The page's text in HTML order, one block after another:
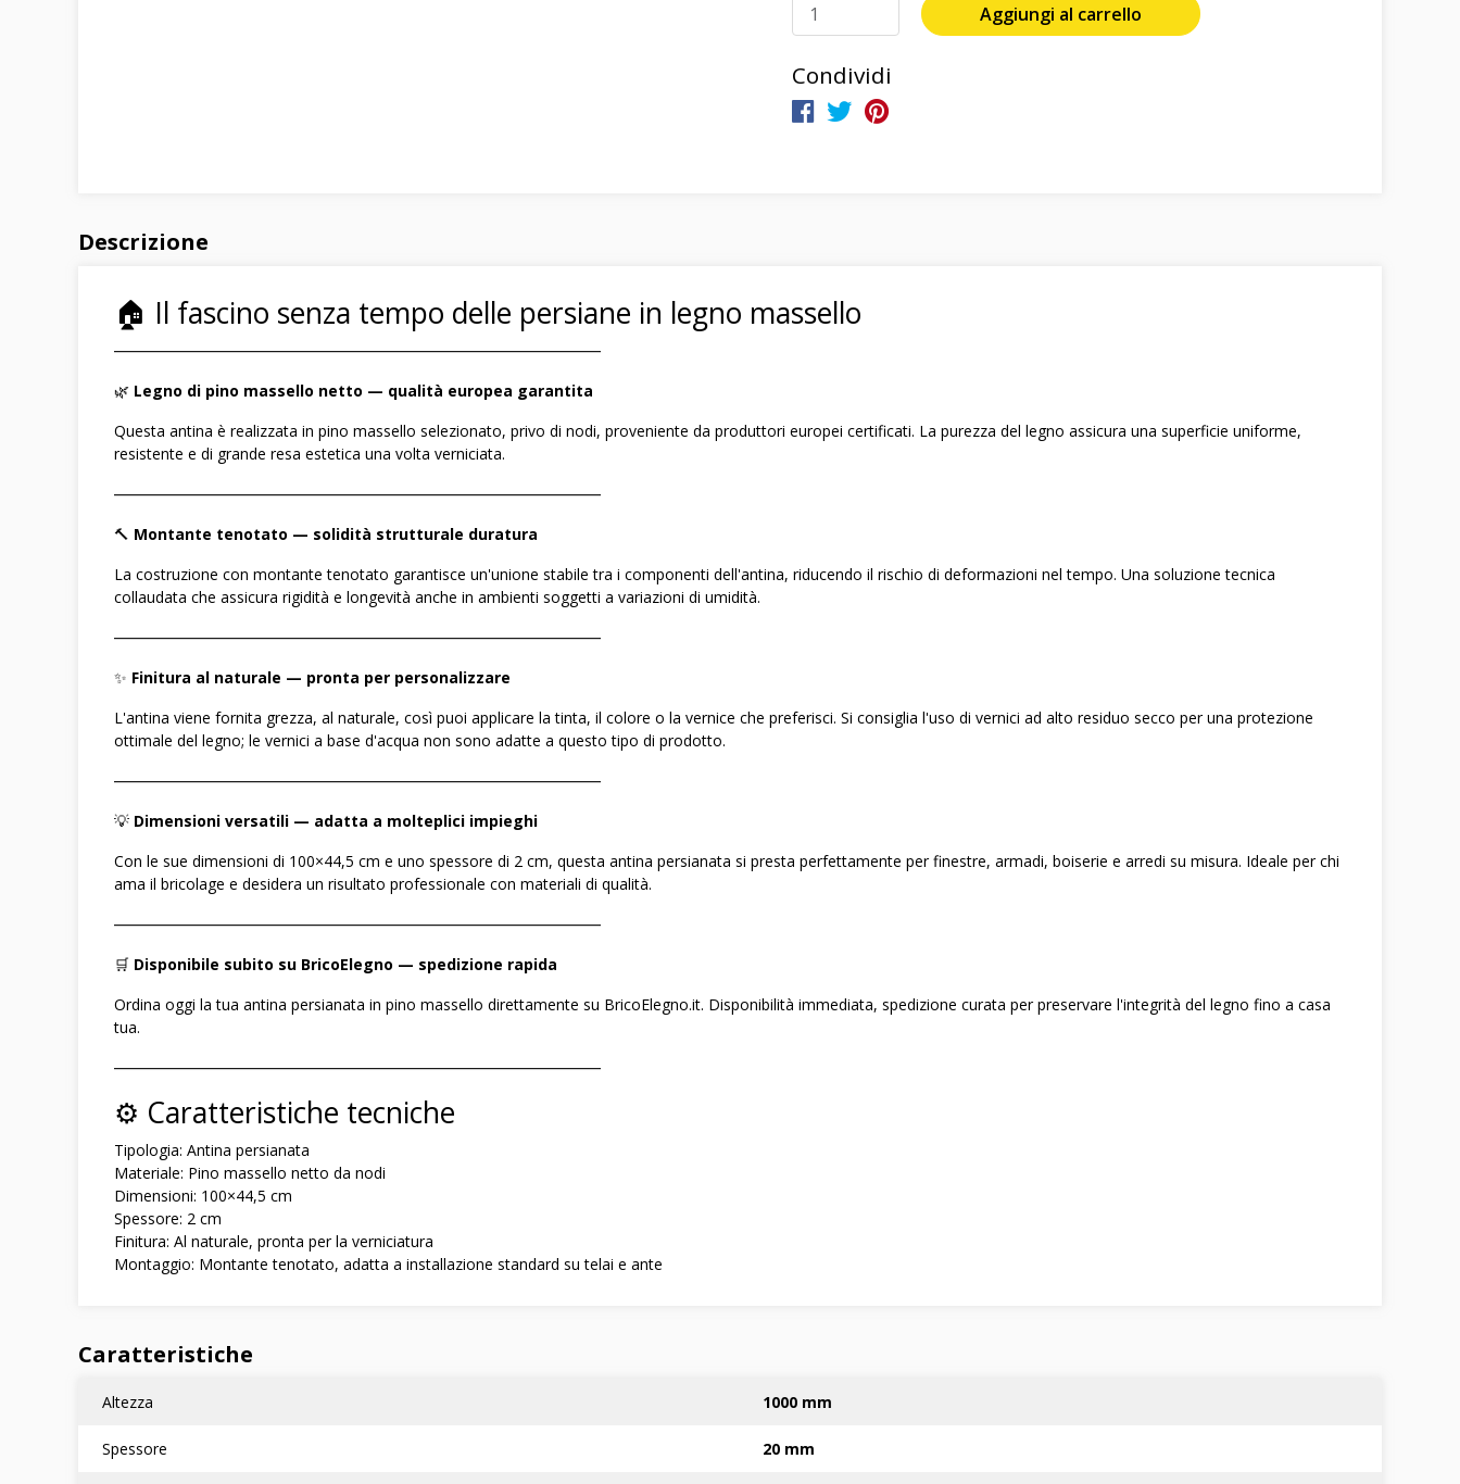
Aggiungi al carrello
Condividi
Descrizione
🏠 Il fascino senza tempo delle persiane in legno massello
――――――――――――――――――――――――――――――――
🌿 Legno di pino massello netto — qualità europea garantita
Questa antina è realizzata in pino massello selezionato, privo di nodi, proveniente da produttori europei certificati. La purezza del legno assicura una superficie uniforme,
resistente e di grande resa estetica una volta verniciata.
――――――――――――――――――――――――――――――――
🔨 Montante tenotato — solidità strutturale duratura
La costruzione con montante tenotato garantisce un'unione stabile tra i componenti dell'antina, riducendo il rischio di deformazioni nel tempo. Una soluzione tecnica
collaudata che assicura rigidità e longevità anche in ambienti soggetti a variazioni di umidità.
――――――――――――――――――――――――――――――――
✨ Finitura al naturale — pronta per personalizzare
L'antina viene fornita grezza, al naturale, così puoi applicare la tinta, il colore o la vernice che preferisci. Si consiglia l'uso di vernici ad alto residuo secco per una protezione
ottimale del legno; le vernici a base d'acqua non sono adatte a questo tipo di prodotto.
――――――――――――――――――――――――――――――――
💡 Dimensioni versatili — adatta a molteplici impieghi
Con le sue dimensioni di 100×44,5 cm e uno spessore di 2 cm, questa antina persianata si presta perfettamente per finestre, armadi, boiserie e arredi su misura. Ideale per chi
ama il bricolage e desidera un risultato professionale con materiali di qualità.
――――――――――――――――――――――――――――――――
🛒 Disponibile subito su BricoElegno — spedizione rapida
Ordina oggi la tua antina persianata in pino massello direttamente su BricoElegno.it. Disponibilità immediata, spedizione curata per preservare l'integrità del legno fino a casa
tua.
――――――――――――――――――――――――――――――――
⚙️ Caratteristiche tecniche
Tipologia: Antina persianata
Materiale: Pino massello netto da nodi
Dimensioni: 100×44,5 cm
Spessore: 2 cm
Finitura: Al naturale, pronta per la verniciatura
Montaggio: Montante tenotato, adatta a installazione standard su telai e ante
Caratteristiche
Altezza 1000 mm
Spessore 20 mm